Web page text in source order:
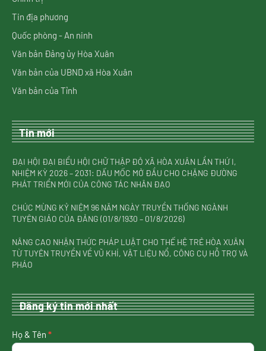
Tin địa phương
Quốc phòng - An ninh
Văn bản Đảng ủy Hòa Xuân
Văn bản của UBND xã Hòa Xuân
Văn bản của Tỉnh
Tin mới
ĐẠI HỘI ĐẠI BIỂU HỘI CHỮ THẬP ĐỎ XÃ HÒA XUÂN LẦN THỨ I,
NHIỆM KỲ 2026 – 2031: DẤU MỐC MỞ ĐẦU CHO CHẶNG ĐƯỜNG
PHÁT TRIỂN MỚI CỦA CÔNG TÁC NHÂN ĐẠO
CHÚC MỪNG KỶ NIỆM 96 NĂM NGÀY TRUYỀN THỐNG NGÀNH
TUYÊN GIÁO CỦA ĐẢNG (01/8/1930 – 01/8/2026)
NÂNG CAO NHẬN THỨC PHÁP LUẬT CHO THẾ HỆ TRẺ HÒA XUÂN
TỪ TUYÊN TRUYỀN VỀ VŨ KHÍ, VẬT LIỆU NỔ, CÔNG CỤ HỖ TRỢ VÀ
PHÁO
Đăng ký tin mới nhất
nhận
tin
Họ & Tên *